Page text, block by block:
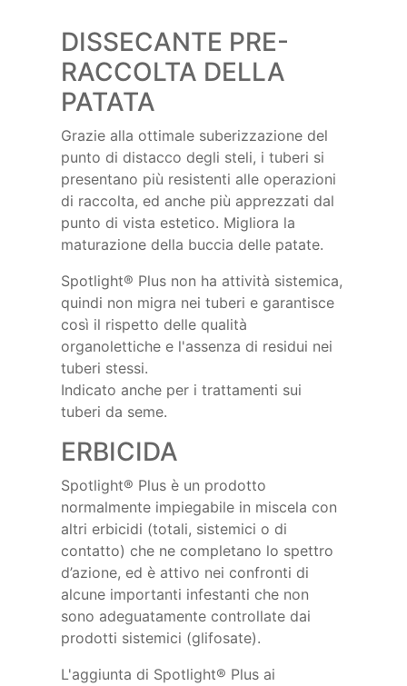
DISSECANTE PRE-
RACCOLTA DELLA
PATATA
Grazie alla ottimale suberizzazione del
punto di distacco degli steli, i tuberi si
presentano più resistenti alle operazioni
di raccolta, ed anche più apprezzati dal
punto di vista estetico. Migliora la
maturazione della buccia delle patate.
Spotlight® Plus non ha attività sistemica,
quindi non migra nei tuberi e garantisce
così il rispetto delle qualità
organolettiche e l'assenza di residui nei
tuberi stessi.
Indicato anche per i trattamenti sui
tuberi da seme.
ERBICIDA
Spotlight® Plus è un prodotto
normalmente impiegabile in miscela con
altri erbicidi (totali, sistemici o di
contatto) che ne completano lo spettro
d’azione, ed è attivo nei confronti di
alcune importanti infestanti che non
sono adeguatamente controllate dai
prodotti sistemici (glifosate).
L'aggiunta di Spotlight® Plus ai